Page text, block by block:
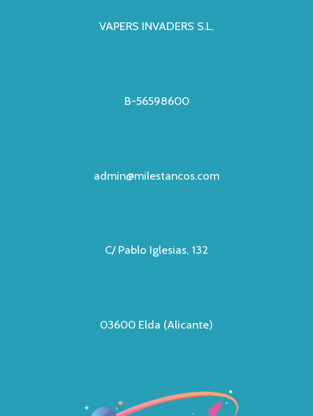
VAPERS INVADERS S.L.
B-56598600
admin@milestancos.com
C/ Pablo Iglesias, 132
03600 Elda (Alicante)